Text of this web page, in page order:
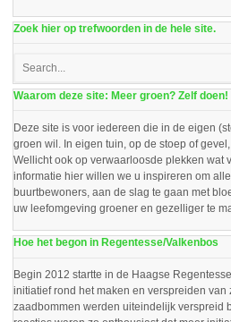
Zoek hier op trefwoorden in de hele site.
Waarom deze site: Meer groen? Zelf doen!
Deze site is voor iedereen die in de eigen
groen wil. In eigen tuin, op de stoep of
Wellicht ook op verwaarloosde plekken wat
informatie hier willen we u inspireren om
buurtbewoners, aan de slag te gaan met
uw leefomgeving groener en gezelliger te
Hoe het begon in Regentesse/Valkenbos
Begin 2012 startte in de Haagse
initiatief rond het maken en verspreiden
zaadbommen werden uiteindelijk verspreid